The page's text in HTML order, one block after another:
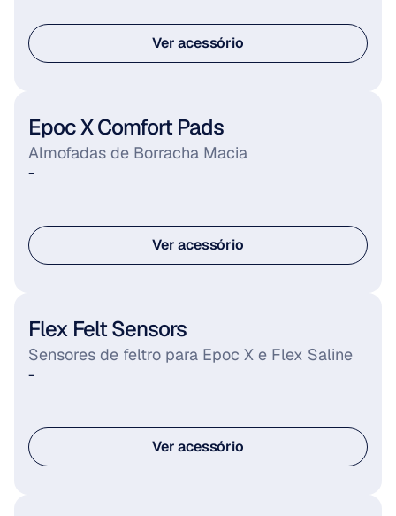
Ver acessório
-
Epoc X Comfort Pads
Almofadas de Borracha Macia
Ver acessório
-
Flex Felt Sensors
Sensores de feltro para Epoc X e Flex Saline
Ver acessório